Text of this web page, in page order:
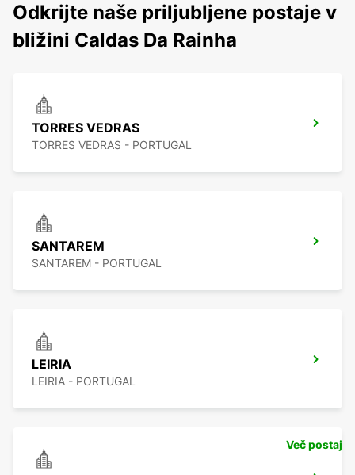
Odkrijte naše priljubljene postaje v
bližini Caldas Da Rainha
TORRES VEDRAS
TORRES VEDRAS - PORTUGAL
SANTAREM
SANTAREM - PORTUGAL
LEIRIA
LEIRIA - PORTUGAL
Več postaj